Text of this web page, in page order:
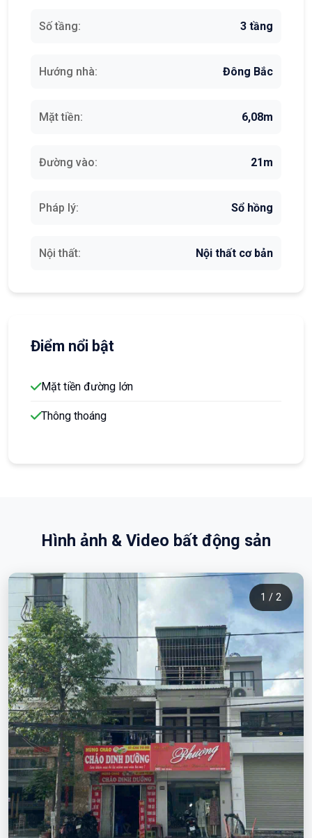
Số tầng: 3 tầng
Hướng nhà: Đông Bắc
Mặt tiền: 6,08m
Đường vào: 21m
Pháp lý: Sổ hồng
Nội thất: Nội thất cơ bản
Điểm nổi bật
Mặt tiền đường lớn
Thông thoáng
Hình ảnh & Video bất động sản
1 / 2